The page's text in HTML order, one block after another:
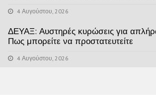
4 Αυγούστου, 2026
ΔΕΥΑΞ: Αυστηρές κυρώσεις για
Πως μπορείτε να προστατευτείτε
4 Αυγούστου, 2026